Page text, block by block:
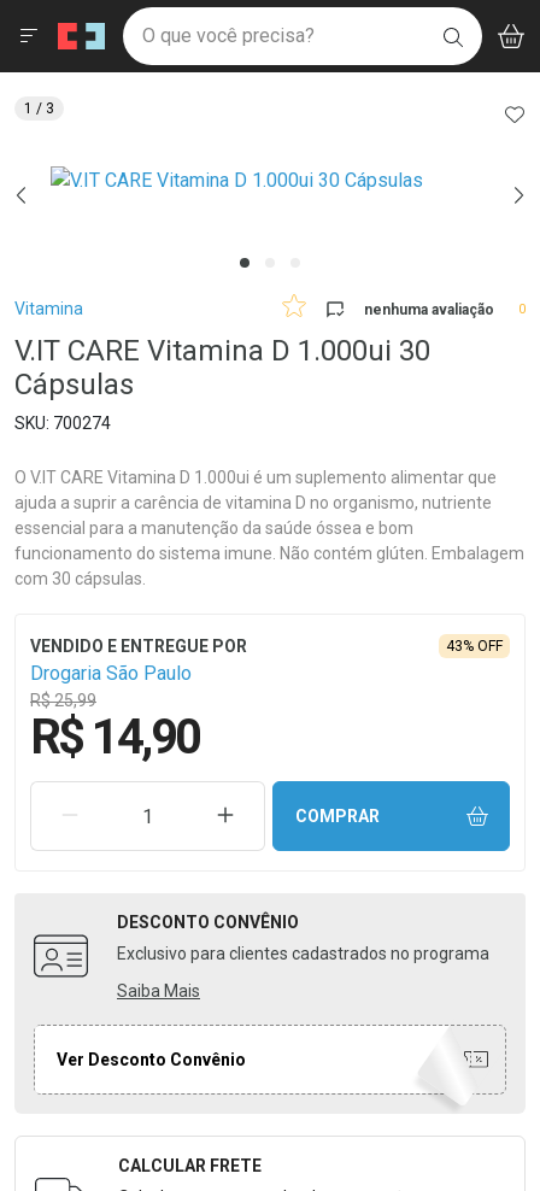
Drogaria São Paulo
Ir direto para a home
pela página
Ir direto para o conteúdo
Ir direto para a busca
Ir direto para a conta
Ir direto para a notificações
Ir direto para o carrinho
Faça a sua busca
O que você precisa? BUSCAR
Menu
Breadcrumb
Vitamina nenhuma avaliação 0
V.IT CARE Vitamina D 1.000ui 30
Cápsulas
700274
O V.IT CARE Vitamina D 1.000ui é um suplemento alimentar que
ajuda a suprir a carência de vitamina D no organismo, nutriente
essencial para a manutenção da saúde óssea e bom
funcionamento do sistema imune. Não contém glúten. Embalagem
com 30 cápsulas.
Drogaria São Paulo
R$ 25,99
43% OFF
R$ 14,90
REMOVER UMA UNIDADEAUMENTAR UMA UNIDADE
COMPRAR
DESCONTO CONVÊNIO
Exclusivo para clientes cadastrados no programa
Saiba Mais
Ver Desconto Convênio
Formulário para Calcular o Frete
CALCULAR FRETE
1 / 3